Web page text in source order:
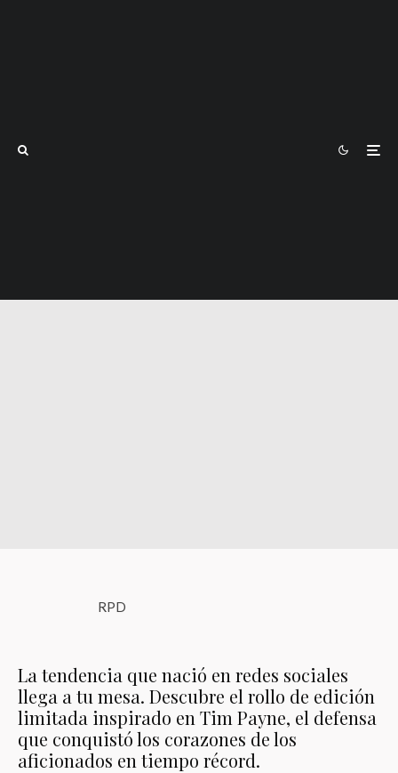
RPD
La tendencia que nació en redes sociales
llega a tu mesa. Descubre el rollo de edición
limitada inspirado en Tim Payne, el defensa
que conquistó los corazones de los
aficionados en tiempo récord.